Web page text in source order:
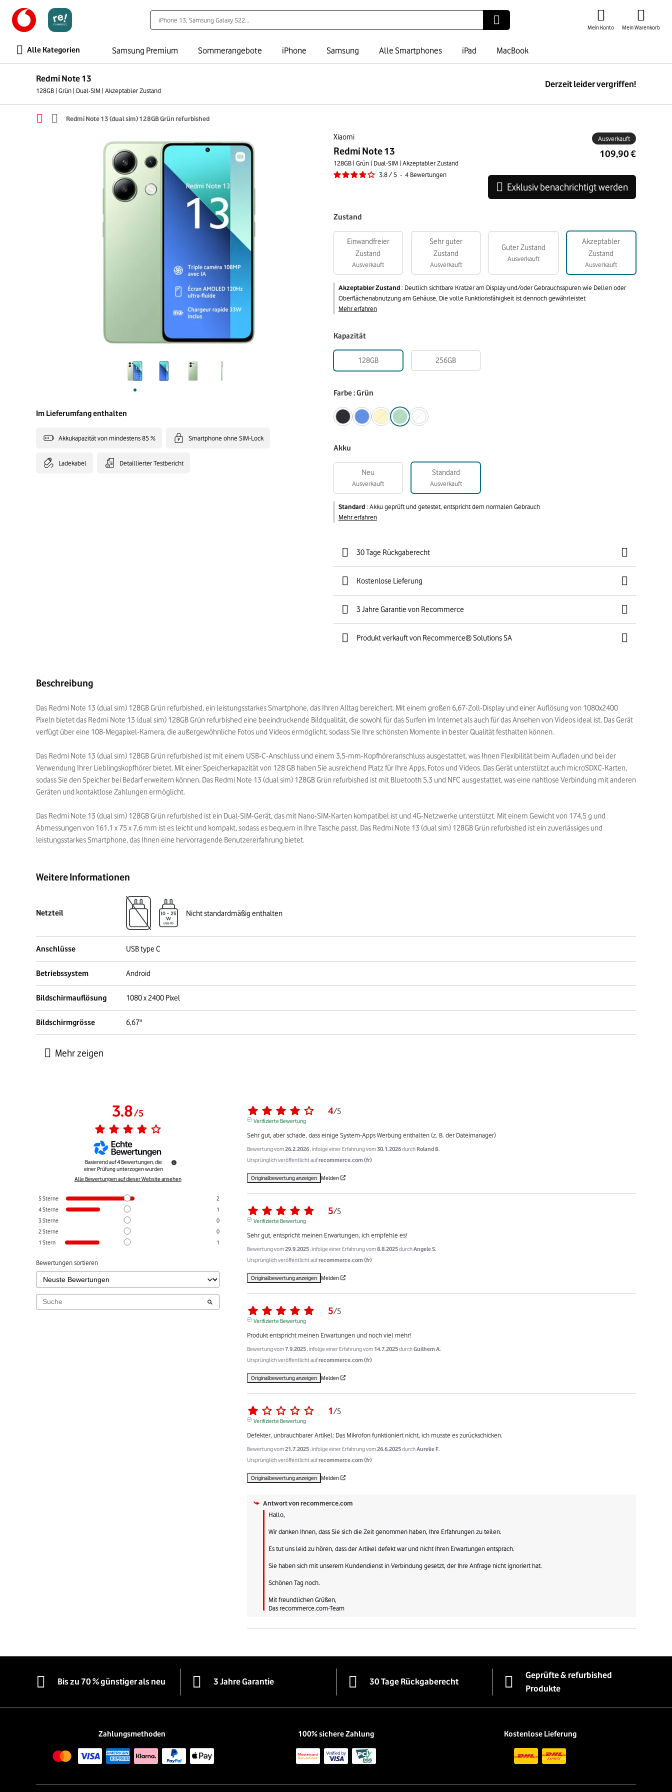
Mein Konto Mein Warenkorb
Alle Kategorien Samsung Premium Sommerangebote iPhone Samsung Alle Smartphones iPad MacBook
Redmi Note 13
128GB | Grün | Dual-SIM | Akzeptabler Zustand
Derzeit leider vergriffen!
Redmi Note 13 (dual sim) 128GB Grün refurbished
Xiaomi
Redmi Note 13
128GB | Grün | Dual-SIM | Akzeptabler Zustand
3.8 / 5 - 4 Bewertungen
Ausverkauft
Im Lieferumfang enthalten
Akkukapazität von mindestens 85 % Smartphone ohne SIM-Lock
Ladekabel Detaillierter Testbericht
109,90 €
Exklusiv benachrichtigt werden
Zustand
Einwandfreier
Zustand
Ausverkauft
Sehr guter
Zustand
Ausverkauft
Guter Zustand
Ausverkauft
Akzeptabler
Zustand
Ausverkauft
Akzeptabler Zustand: Deutlich sichtbare Kratzer am Display und/oder Gebrauchsspuren wie Dellen oder
Oberflächenabnutzung am Gehäuse. Die volle Funktionsfähigkeit ist dennoch gewährleistet
Mehr erfahren
Kapazität
128GB 256GB
Farbe : Grün
Akku
Neu
Ausverkauft
Standard
Ausverkauft
Standard: Akku geprüft und getestet, entspricht dem normalen Gebrauch
Mehr erfahren
30 Tage Rückgaberecht
Kostenlose Lieferung
3 Jahre Garantie von Recommerce
Produkt verkauft von Recommerce® Solutions SA
Beschreibung
Das Redmi Note 13 (dual sim) 128GB Grün refurbished, ein leistungsstarkes Smartphone, das Ihren Alltag bereichert. Mit einem großen 6,67-Zoll-Display und einer Auflösung von 1080x2400
Pixeln bietet das Redmi Note 13 (dual sim) 128GB Grün refurbished eine beeindruckende Bildqualität, die sowohl für das Surfen im Internet als auch für das Ansehen von Videos ideal ist. Das Gerät
verfügt über eine 108-Megapixel-Kamera, die außergewöhnliche Fotos und Videos ermöglicht, sodass Sie Ihre schönsten Momente in bester Qualität festhalten können.
Das Redmi Note 13 (dual sim) 128GB Grün refurbished ist mit einem USB-C-Anschluss und einem 3,5-mm-Kopfhöreranschluss ausgestattet, was Ihnen Flexibilität beim Aufladen und bei der
Verwendung Ihrer Lieblingskopfhörer bietet. Mit einer Speicherkapazität von 128 GB haben Sie ausreichend Platz für Ihre Apps, Fotos und Videos. Das Gerät unterstützt auch microSDXC-Karten,
sodass Sie den Speicher bei Bedarf erweitern können. Das Redmi Note 13 (dual sim) 128GB Grün refurbished ist mit Bluetooth 5.3 und NFC ausgestattet, was eine nahtlose Verbindung mit anderen
Geräten und kontaktlose Zahlungen ermöglicht.
Das Redmi Note 13 (dual sim) 128GB Grün refurbished ist ein Dual-SIM-Gerät, das mit Nano-SIM-Karten kompatibel ist und 4G-Netzwerke unterstützt. Mit einem Gewicht von 174,5 g und
Abmessungen von 161,1 x 75 x 7,6 mm ist es leicht und kompakt, sodass es bequem in Ihre Tasche passt. Das Redmi Note 13 (dual sim) 128GB Grün refurbished ist ein zuverlässiges und
leistungsstarkes Smartphone, das Ihnen eine hervorragende Benutzererfahrung bietet.
Weitere Informationen
Netzteil Nicht standardmäßig enthalten
Anschlüsse USB type C
Betriebssystem Android
Bildschirmauflösung 1080 x 2400 Pixel
Bildschirmgrösse 6,67"
3.8/5
Basierend auf4 Bewertungen, die
einer Prüfung unterzogen wurden
Alle Bewertungen auf dieser Website ansehen
5Sterne
2
4Sterne
1
3Sterne
0
2Sterne
0
1 Stern 1
Bewertungen sortieren
4/5
Verifizierte Bewertung
Sehr gut, aber schade, dass einige System-Apps Werbung enthalten (z. B. der Dateimanager)
Bewertung vom26.2.2026 , infolge einer Erfahrung vom30.1.2026durch Roland B.
Ursprünglich veröffentlicht aufrecommerce.com (fr)
Originalbewertung anzeigen Melden
5/5
Verifizierte Bewertung
Sehr gut, entspricht meinen Erwartungen, ich empfehle es!
Bewertung vom29.9.2025 , infolge einer Erfahrung vom8.8.2025durchAngele S.
Ursprünglich veröffentlicht aufrecommerce.com (fr)
Originalbewertung anzeigen Melden
5/5
Verifizierte Bewertung
Produkt entspricht meinen Erwartungen und noch viel mehr!
Bewertung vom7.9.2025 , infolge einer Erfahrung vom 14.7.2025durchGuilhem A.
Ursprünglich veröffentlicht aufrecommerce.com (fr)
Originalbewertung anzeigen Melden
1/5
Verifizierte Bewertung
Defekter, unbrauchbarer Artikel: Das Mikrofon funktioniert nicht, ich musste es zurückschicken.
Bewertung vom21.7.2025 , infolge einer Erfahrung vom26.6.2025durchAurelie F.
Ursprünglich veröffentlicht aufrecommerce.com (fr)
Originalbewertung anzeigen Melden
Antwort vonrecommerce.com
Hallo,
Wir danken Ihnen, dass Sie sich die Zeit genommen haben, Ihre Erfahrungen zu teilen.
Es tut uns leid zu hören, dass der Artikel defekt war und nicht Ihren Erwartungen entsprach.
Sie haben sich mit unserem Kundendienst in Verbindung gesetzt, der Ihre Anfrage nicht ignoriert hat.
Schönen Tag noch.
Mit freundlichen Grüßen,
Das recommerce.com-Team
Bis zu 70 % günstiger als neu 3 Jahre Garantie 30 Tage Rückgaberecht
Geprüfte & refurbished
Produkte
Zahlungsmethoden 100% sichere Zahlung Kostenlose Lieferung